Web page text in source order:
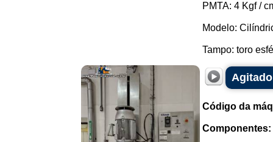
PMTA: 4 Kgf /
Modelo:
Tampo: toro
Código da
Componentes: